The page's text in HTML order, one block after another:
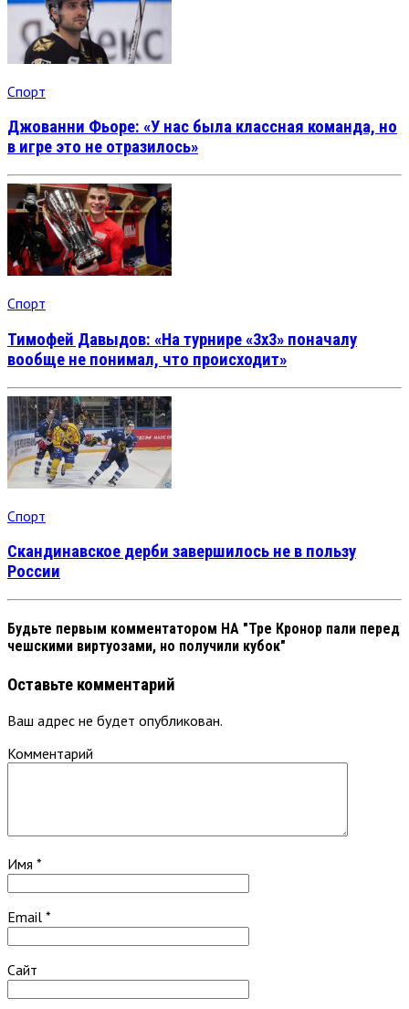
Спорт
Джованни Фьоре: «У нас была классная команда, но
в игре это не отразилось»
Спорт
Тимофей Давыдов: «На турнире «3х3» поначалу
вообще не понимал, что происходит»
Спорт
Скандинавское дерби завершилось не в пользу
России
Будьте первым комментатором НА "Тре Кронор пали перед
чешскими виртуозами, но получили кубок"
Оставьте комментарий
Ваш адрес не будет опубликован.
Комментарий
Имя *
Email *
Сайт